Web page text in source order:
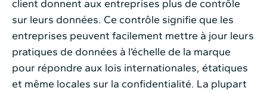
client donnent aux entreprises plus de contrôle
sur leurs données. Ce contrôle signifie que les
entreprises peuvent facilement mettre à jour leurs
pratiques de données à l’échelle de la marque
pour répondre aux lois internationales, étatiques
et même locales sur la confidentialité. La plupart